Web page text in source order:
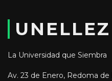
UNELLEZ
La Universidad que Siembra
Av. 23 de Enero, Redoma